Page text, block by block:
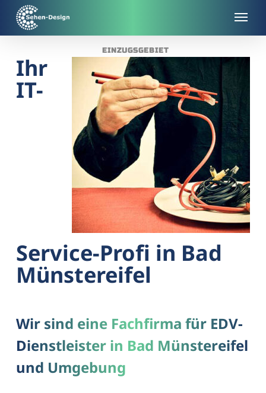
main
EINZUGSGEBIET
Ihr
IT-
Service-Profi in Bad
Münstereifel
Wir sind eine Fachfirma für EDV-
Dienstleister in Bad Münstereifel
und Umgebung